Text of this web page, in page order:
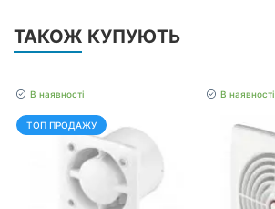
ТАКОЖ КУПУЮТЬ
В наявності
ТОП ПРОДАЖУ
В наявності